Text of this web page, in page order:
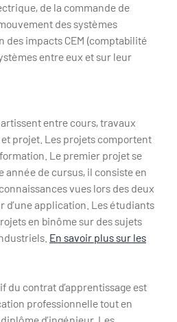
de la commande de
des systèmes
des impacts CEM (comptabilité
entre eux et sur leur
entre cours, travaux
projet. Les projets comportent
Le premier projet se
de cursus, il consiste en
vues lors des deux
d’une application. Les étudiants
en binôme sur des sujets
En savoir plus sur les
du contrat d’apprentissage est
professionnelle tout en